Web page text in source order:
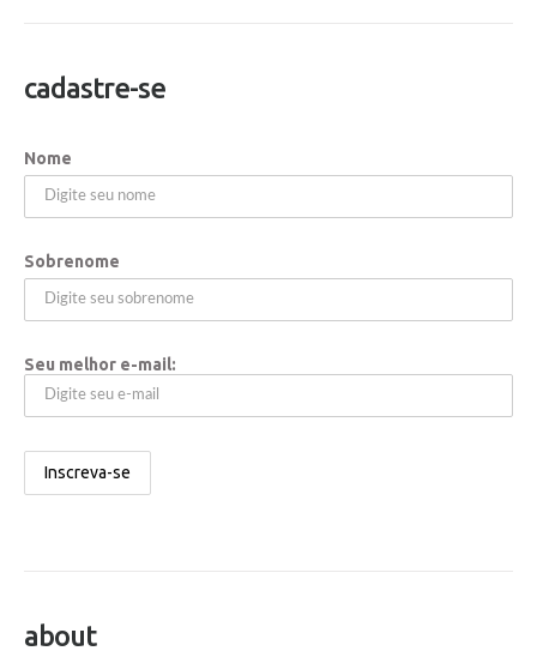
cadastre-se
Nome
Sobrenome
Seu melhor e-mail:
about